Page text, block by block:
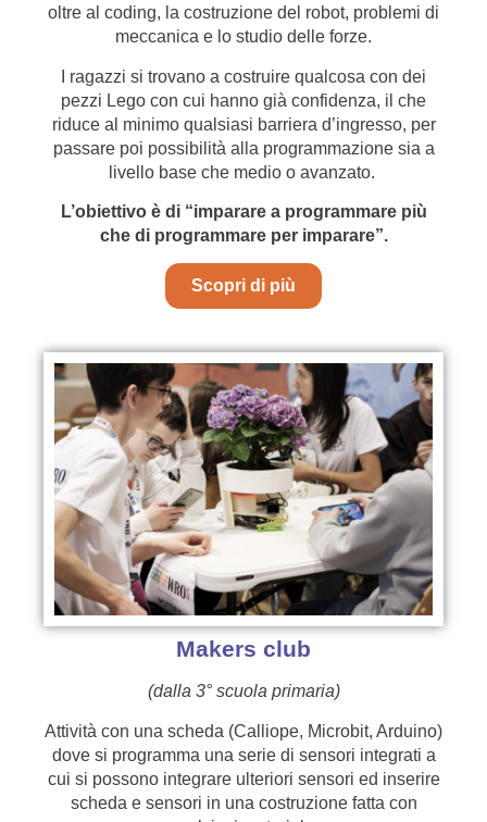
oltre al coding, la costruzione del robot, problemi di
meccanica e lo studio delle forze.
I ragazzi si trovano a costruire qualcosa con dei
pezzi Lego con cui hanno già confidenza, il che
riduce al minimo qualsiasi barriera d’ingresso, per
passare poi possibilità alla programmazione sia a
livello base che medio o avanzato.
L’obiettivo è di “imparare a programmare più
che di programmare per imparare”.
Scopri di più
Makers club
(dalla 3° scuola primaria)
Attività con una scheda (Calliope, Microbit, Arduino)
dove si programma una serie di sensori integrati a
cui si possono integrare ulteriori sensori ed inserire
scheda e sensori in una costruzione fatta con